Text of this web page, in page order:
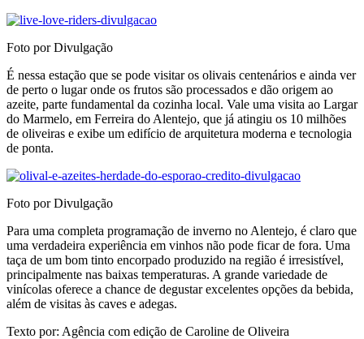
Foto por Divulgação
É nessa estação que se pode visitar os olivais centenários e ainda ver
de perto o lugar onde os frutos são processados e dão origem ao
azeite, parte fundamental da cozinha local. Vale uma visita ao Largar
do Marmelo, em Ferreira do Alentejo, que já atingiu os 10 milhões
de oliveiras e exibe um edifício de arquitetura moderna e tecnologia
de ponta.
Foto por Divulgação
Para uma completa programação de inverno no Alentejo, é claro que
uma verdadeira experiência em vinhos não pode ficar de fora. Uma
taça de um bom tinto encorpado produzido na região é irresistível,
principalmente nas baixas temperaturas. A grande variedade de
vinícolas oferece a chance de degustar excelentes opções da bebida,
além de visitas às caves e adegas.
Texto por: Agência com edição de Caroline de Oliveira